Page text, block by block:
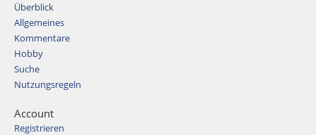
Überblick
Allgemeines
Kommentare
Hobby
Suche
Nutzungsregeln
Account
Registrieren